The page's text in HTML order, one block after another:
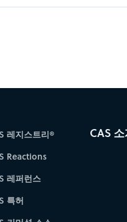
레지스트리®
Reactions
레퍼런스
특허
CAS